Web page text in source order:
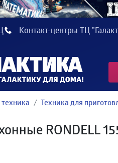
Контакт-центры ТЦ
Техника для
RONDELL